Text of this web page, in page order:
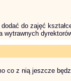
do zajęć
co z nią jeszcze